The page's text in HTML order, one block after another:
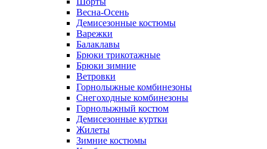
Весна-Осень
Демисезонные костюмы
Варежки
Балаклавы
Брюки трикотажные
Брюки зимние
Ветровки
Горнолыжные комбинезоны
Снегоходные комбинезоны
Горнолыжный костюм
Демисезонные куртки
Жилеты
Зимние костюмы